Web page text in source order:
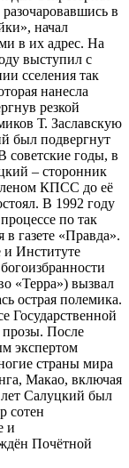
в
начал
в их адрес. На
выступил с
сселения так
нанесла
резкой
Т. Заславскую
был подвергнут
советские годы, в
– сторонник
КПСС до её
В 1992 году
по так
газете «Правда».
и Институте
«Терра») вызвал
острая полемика.
Государственной
После
экспертом
страны мира
Макао, включая
Салуцкий был
сотен
и
Почётной